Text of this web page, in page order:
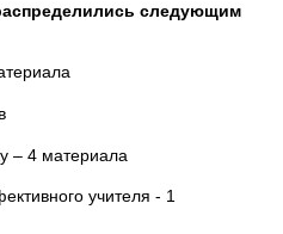
следующим
– 4 материала
учителя - 1